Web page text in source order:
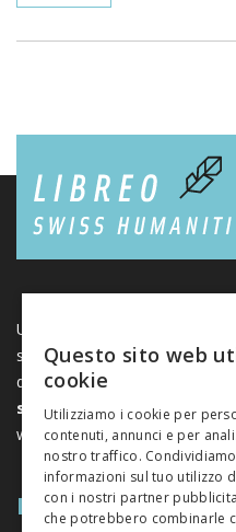
Una piattaforma unica per i
svizzeri di scienze umane e
dell’
Associazione svizzera
sociali. È un’associazione
www.editeurssuisses.ch
MAPPA DEL SITO
Questo sito web
cookie
Utilizziamo i cookie per
contenuti, annunci e per
nostro traffico.
informazioni sul tuo utilizzo
con i nostri partner
che potrebbero combinarle